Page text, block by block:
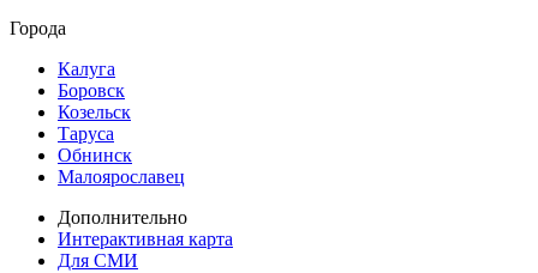
Города
Калуга
Боровск
Козельск
Таруса
Обнинск
Малоярославец
Дополнительно
Интерактивная карта
Для СМИ